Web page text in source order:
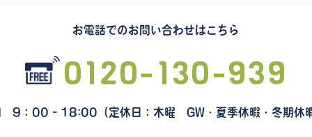
お電話でのお問い合わせはこちら
0120-130-939
9：00 - 18:00 （定休日：木曜 GW・夏季休暇・冬期